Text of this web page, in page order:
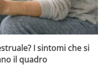
I sintomi che si
il quadro